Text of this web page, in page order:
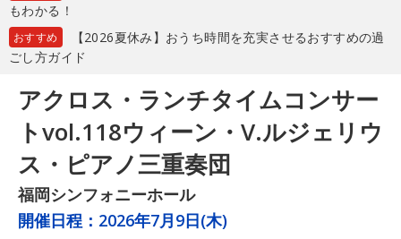
もわかる！
おすすめ
【2026夏休み】おうち時間を充実させるおすすめの過
ごし方ガイド
アクロス・ランチタイムコンサー
トvol.118ウィーン・V.ルジェリウ
ス・ピアノ三重奏団
福岡シンフォニーホール
開催日程： 2026年7月9日(木)